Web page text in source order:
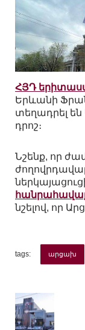
ՀՅԴ
Երևանի
տեղադրել
դրոշ։
Նշենք, որ
նշելով, որ
tags: արցախ